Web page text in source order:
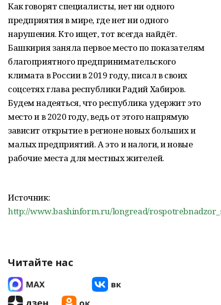
Как говорят специалисты, нет ни одного
предприятия в мире, где нет ни одного
нарушения. Кто ищет, тот всегда найдёт.
Башкирия заняла первое место по показателям
благоприятного предпринимательского
климата в России в 2019 году, писал в своих
соцсетях глава республики Радий Хабиров.
Будем надеяться, что республика удержит это
место и в 2020 году, ведь от этого напрямую
зависит открытие в регионе новых больших и
малых предприятий. А это и налоги, и новые
рабочие места для местных жителей.
Источник:
http://www.bashinform.ru/longread/
Читайте нас